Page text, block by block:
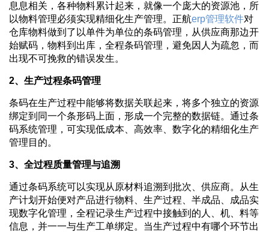
息息相关，各种物料累计起来，就像一个庞大的资源池，所
以物料管理必须实现精细化生产管理。正航erp管理软件对
仓库物料做到了以单件为单位的条码管理，从供应商那边开
始赋码，物料到出库，全程条码管理，避免因人为疏忽，而
出现不可挽救的错误发生。
2、生产过程条码管理
条码在生产过程中能够将数据关联起来，将多个独立的资源
绑定到同一个条形码上面，形成一个完整的数据链。通过条
码系统管理，可实现低成本、高效率、数字化的精细化生产
管理目的。
3、全过程质量管理与追溯
通过条码系统可以实现从原材料追溯到批次、供应商。从生
产计划开始便对产品进行物料、生产过程、半成品、成品实
现数字化管理，全程记录生产过程中接触到的人、机、料等
信息，并一一与生产工单绑定。当生产过程中有哪个环节出